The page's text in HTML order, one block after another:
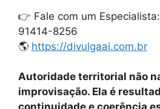
👉 Fale com um
91414-8256
🌎 https://divulgaai.com.br
Autoridade territorial não
improvisação. Ela é